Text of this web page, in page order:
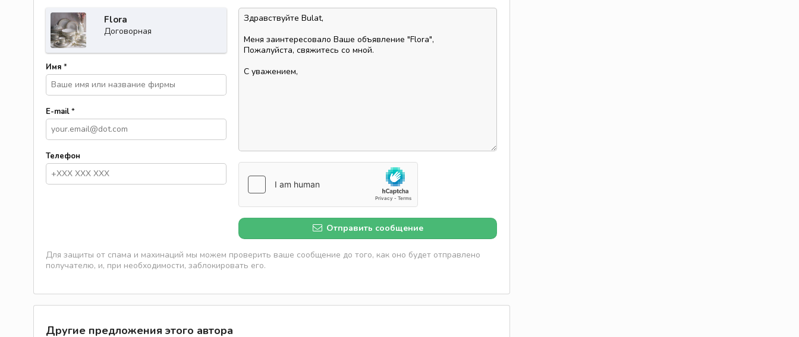
Flora
Договорная
Имя *
E-mail*
Телефон
Отправить сообщение
Для защиты от спама и махинаций мы можем проверить ваше сообщение до того, как оно будет отправлено
получателю, и, при необходимости, заблокировать его.
Другие предложения этого автора